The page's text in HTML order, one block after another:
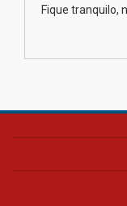
Fique tranquilo,